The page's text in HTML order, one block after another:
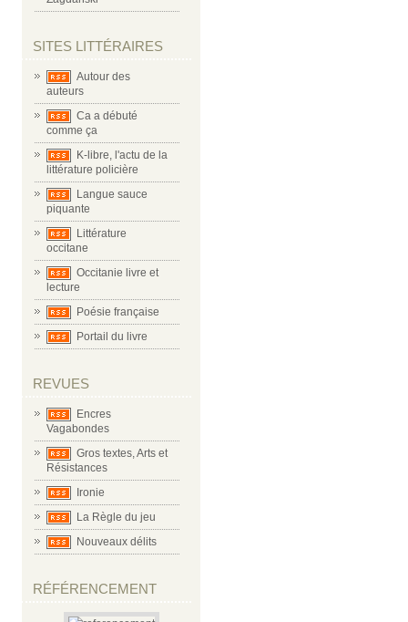
SITES LITTÉRAIRES
Autour des
auteurs
Ca a débuté
comme ça
K-libre, l'actu de la
littérature policière
Langue sauce
piquante
Littérature
occitane
Occitanie livre et
lecture
Poésie française
Portail du livre
REVUES
Encres
Vagabondes
Gros textes, Arts et
Résistances
Ironie
La Règle du jeu
Nouveaux délits
RÉFÉRENCEMENT